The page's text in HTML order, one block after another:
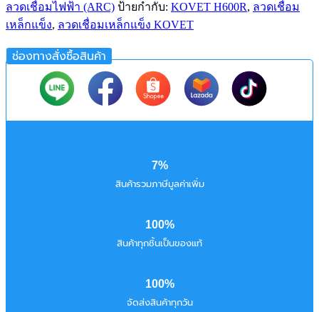
ลวดเชื่อมไฟฟ้า (ARC) ป้ายกำกับ: KOVET H600R, ลวดเชื่อม
เหล็กแข็ง, ลวดเชื่อมเหล็กแข็ง KOVET
ช่องทางสั่งซื้อสินค้า
7%
สินค้ารวมภาษีมูลค่าเพิ่ม
100%
สินค้าทุกชิ้นเป็นของแท้
100%
จัดส่งสินค้าทุกวัน